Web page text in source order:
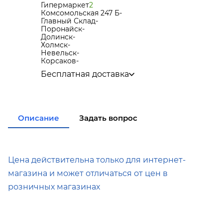
Гипермаркет2
Комсомольская 247 Б-
Главный Склад-
Поронайск-
Долинск-
Холмск-
Невельск-
Корсаков-
Бесплатная доставка
000р
в город Поронайск при покупке
Описание Задать вопрос
Цена действительна только для интернет-
магазина и может отличаться от цен в
розничных магазинах